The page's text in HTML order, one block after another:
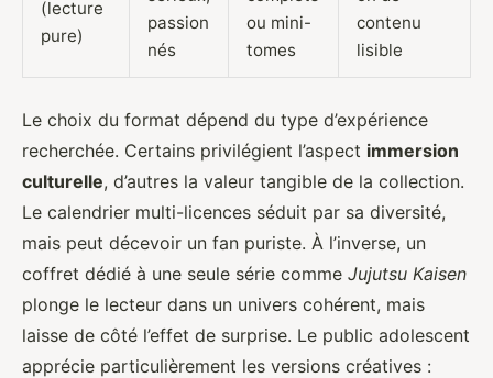
(lecture
pure)
passion
nés
ou mini-
tomes
contenu
lisible
Le choix du format dépend du type d’expérience
recherchée. Certains privilégient l’aspect immersion
culturelle, d’autres la valeur tangible de la collection.
Le calendrier multi-licences séduit par sa diversité,
mais peut décevoir un fan puriste. À l’inverse, un
coffret dédié à une seule série comme Jujutsu Kaisen
plonge le lecteur dans un univers cohérent, mais
laisse de côté l’effet de surprise. Le public adolescent
apprécie particulièrement les versions créatives :